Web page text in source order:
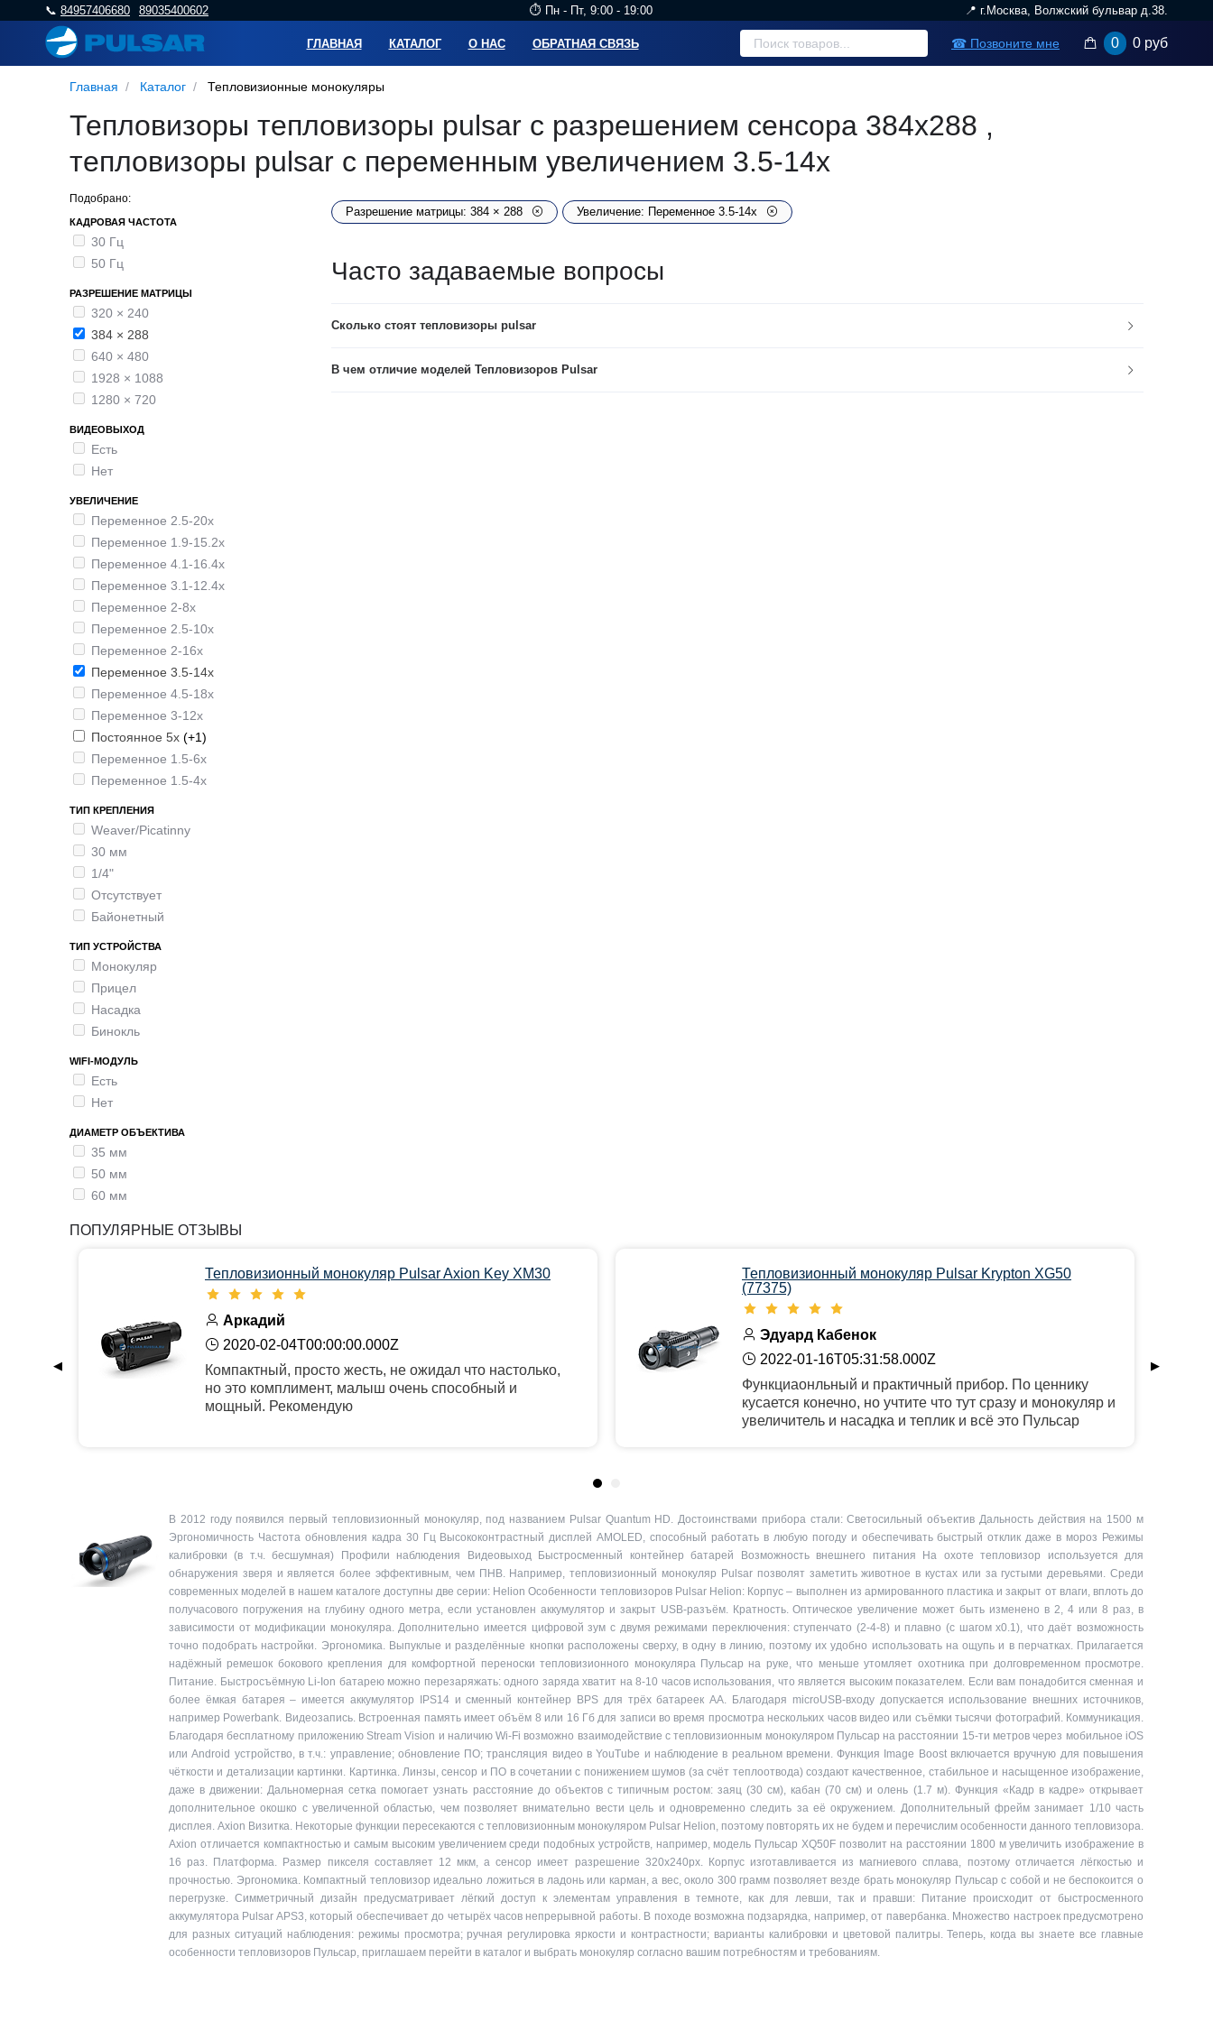
📞️ 84957406680 89035400602 ⏱️ Пн - Пт, 9:00 - 19:00 📍 г.Москва, Волжский бульвар д.38.
ГЛАВНАЯ КАТАЛОГ О НАС ОБРАТНАЯ СВЯЗЬ ☎ Позвоните мне 0 0 руб
Главная Каталог Тепловизионные монокуляры
Тепловизоры тепловизоры pulsar с разрешением сенсора 384x288 ,
тепловизоры pulsar с переменным увеличением 3.5-14x
Подобрано:
КАДРОВАЯ ЧАСТОТА
30 Гц
50 Гц
РАЗРЕШЕНИЕ МАТРИЦЫ
320 × 240
384 × 288
640 × 480
1928 × 1088
1280 × 720
ВИДЕОВЫХОД
Есть
Нет
УВЕЛИЧЕНИЕ
Переменное 2.5-20х
Переменное 1.9-15.2х
Переменное 4.1-16.4х
Переменное 3.1-12.4х
Переменное 2-8х
Переменное 2.5-10x
Переменное 2-16х
Переменное 3.5-14x
Переменное 4.5-18х
Переменное 3-12х
Постоянное 5х (+1)
Переменное 1.5-6х
Переменное 1.5-4х
ТИП КРЕПЛЕНИЯ
Weaver/Picatinny
30 мм
1/4"
Отсутствует
Байонетный
ТИП УСТРОЙСТВА
Монокуляр
Прицел
Насадка
Бинокль
WIFI-МОДУЛЬ
Есть
Нет
ДИАМЕТР ОБЪЕКТИВА
35 мм
50 мм
60 мм
Разрешение матрицы: 384 × 288 Увеличение: Переменное 3.5-14x
Часто задаваемые вопросы
Сколько стоят тепловизоры pulsar
В чем отличие моделей Тепловизоров Pulsar
ПОПУЛЯРНЫЕ ОТЗЫВЫ
Тепловизионный монокуляр Pulsar Axion Key XM30
Аркадий
2020-02-04T00:00:00.000Z
Компактный, просто жесть, не ожидал что настолько,
но это комплимент, малыш очень способный и
мощный. Рекомендую
Тепловизионный монокуляр Pulsar Krypton XG50
(77375)
Эдуард Кабенок
2022-01-16T05:31:58.000Z
Функциаонльный и практичный прибор. По ценнику
кусается конечно, но учтите что тут сразу и монокуляр и
увеличитель и насадка и теплик и всё это Пульсар
◀ ▶
В 2012 году появился первый тепловизионный монокуляр, под названием Pulsar Quantum HD. Достоинствами прибора стали: Светосильный объектив Дальность действия на 1500 м
Эргономичность Частота обновления кадра 30 Гц Высококонтрастный дисплей AMOLED, способный работать в любую погоду и обеспечивать быстрый отклик даже в мороз Режимы
калибровки (в т.ч. бесшумная) Профили наблюдения Видеовыход Быстросменный контейнер батарей Возможность внешнего питания На охоте тепловизор используется для
обнаружения зверя и является более эффективным, чем ПНВ. Например, тепловизионный монокуляр Pulsar позволят заметить животное в кустах или за густыми деревьями. Среди
современных моделей в нашем каталоге доступны две серии: Helion Особенности тепловизоров Pulsar Helion: Корпус – выполнен из армированного пластика и закрыт от влаги, вплоть до
получасового погружения на глубину одного метра, если установлен аккумулятор и закрыт USB-разъём. Кратность. Оптическое увеличение может быть изменено в 2, 4 или 8 раз, в
зависимости от модификации монокуляра. Дополнительно имеется цифровой зум с двумя режимами переключения: ступенчато (2-4-8) и плавно (с шагом х0.1), что даёт возможность
точно подобрать настройки. Эргономика. Выпуклые и разделённые кнопки расположены сверху, в одну в линию, поэтому их удобно использовать на ощупь и в перчатках. Прилагается
надёжный ремешок бокового крепления для комфортной переноски тепловизионного монокуляра Пульсар на руке, что меньше утомляет охотника при долговременном просмотре.
Питание. Быстросъёмную Li-Ion батарею можно перезаряжать: одного заряда хватит на 8-10 часов использования, что является высоким показателем. Если вам понадобится сменная и
более ёмкая батарея – имеется аккумулятор IPS14 и сменный контейнер BPS для трёх батареек АА. Благодаря microUSB-входу допускается использование внешних источников,
например Powerbank. Видеозапись. Встроенная память имеет объём 8 или 16 Гб для записи во время просмотра нескольких часов видео или съёмки тысячи фотографий. Коммуникация.
Благодаря бесплатному приложению Stream Vision и наличию Wi-Fi возможно взаимодействие с тепловизионным монокуляром Пульсар на расстоянии 15-ти метров через мобильное iOS
или Android устройство, в т.ч.: управление; обновление ПО; трансляция видео в YouTube и наблюдение в реальном времени. Функция Image Boost включается вручную для повышения
чёткости и детализации картинки. Картинка. Линзы, сенсор и ПО в сочетании с понижением шумов (за счёт теплоотвода) создают качественное, стабильное и насыщенное изображение,
даже в движении: Дальномерная сетка помогает узнать расстояние до объектов с типичным ростом: заяц (30 см), кабан (70 см) и олень (1.7 м). Функция «Кадр в кадре» открывает
дополнительное окошко с увеличенной областью, чем позволяет внимательно вести цель и одновременно следить за её окружением. Дополнительный фрейм занимает 1/10 часть
дисплея. Axion Визитка. Некоторые функции пересекаются с тепловизионным монокуляром Pulsar Helion, поэтому повторять их не будем и перечислим особенности данного тепловизора.
Axion отличается компактностью и самым высоким увеличением среди подобных устройств, например, модель Пульсар XQ50F позволит на расстоянии 1800 м увеличить изображение в
16 раз. Платформа. Размер пикселя составляет 12 мкм, а сенсор имеет разрешение 320х240px. Корпус изготавливается из магниевого сплава, поэтому отличается лёгкостью и
прочностью. Эргономика. Компактный тепловизор идеально ложиться в ладонь или карман, а вес, около 300 грамм позволяет везде брать монокуляр Пульсар с собой и не беспокоится о
перегрузке. Симметричный дизайн предусматривает лёгкий доступ к элементам управления в темноте, как для левши, так и правши: Питание происходит от быстросменного
аккумулятора Pulsar APS3, который обеспечивает до четырёх часов непрерывной работы. В походе возможна подзарядка, например, от павербанка. Множество настроек предусмотрено
для разных ситуаций наблюдения: режимы просмотра; ручная регулировка яркости и контрастности; варианты калибровки и цветовой палитры. Теперь, когда вы знаете все главные
особенности тепловизоров Пульсар, приглашаем перейти в каталог и выбрать монокуляр согласно вашим потребностям и требованиям.